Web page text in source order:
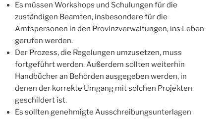
Es müssen Workshops und Schulungen für die
zuständigen Beamten, insbesondere für die
Amtspersonen in den Provinzverwaltungen, ins Leben
gerufen werden.
Der Prozess, die Regelungen umzusetzen, muss
fortgeführt werden. Außerdem sollten weiterhin
Handbücher an Behörden ausgegeben werden, in
denen der korrekte Umgang mit solchen Projekten
geschildert ist.
Es sollten genehmigte Ausschreibungsunterlagen